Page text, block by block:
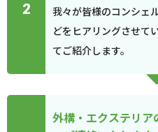
2
我々が皆様のコンシェ
どをヒアリングさせて
てご紹介します。
外構・エクステリ